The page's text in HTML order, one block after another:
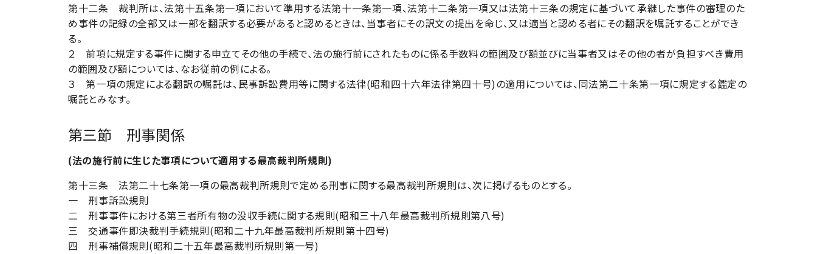
第十二条 裁判所は、法第十五条第一項において準用する法第十一条第一項、法第十二条第一項又は法第十三条の規定に基づいて承継した事件の審理のた
め事件の記録の全部又は一部を翻訳する必要があると認めるときは、当事者にその訳文の提出を命じ、又は適当と認める者にその翻訳を嘱託することができ
る。
２ 前項に規定する事件に関する申立てその他の手続で、法の施行前にされたものに係る手数料の範囲及び額並びに当事者又はその他の者が負担すべき費用
の範囲及び額については、なお従前の例による。
３ 第一項の規定による翻訳の嘱託は、民事訴訟費用等に関する法律(昭和四十六年法律第四十号)の適用については、同法第二十条第一項に規定する鑑定の
嘱託とみなす。
第三節 刑事関係
(法の施行前に生じた事項について適用する最高裁判所規則)
第十三条 法第二十七条第一項の最高裁判所規則で定める刑事に関する最高裁判所規則は、次に掲げるものとする。
一 刑事訴訟規則
二 刑事事件における第三者所有物の没収手続に関する規則(昭和三十八年最高裁判所規則第八号)
三 交通事件即決裁判手続規則(昭和二十九年最高裁判所規則第十四号)
四 刑事補償規則(昭和二十五年最高裁判所規則第一号)